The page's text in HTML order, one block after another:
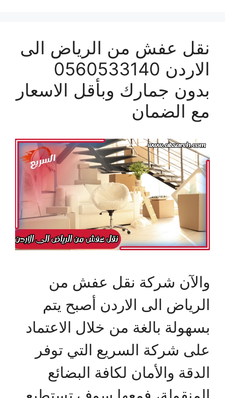
نقل عفش من الرياض الى
الاردن 0560533140
بدون جمارك وبأقل الاسعار
مع الضمان
والآن شركة نقل عفش من
الرياض الى الاردن أصبح يتم
بسهولة بالغة من خلال الاعتماد
على شركة السريع التي توفر
الدقة والأمان لكافة البضائع